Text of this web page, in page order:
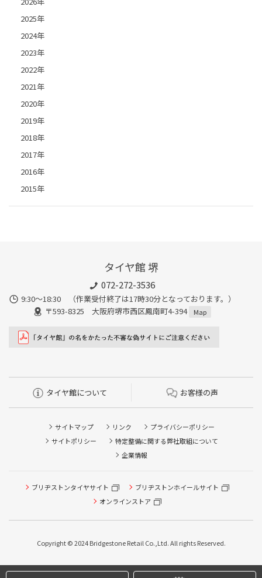
2025年
2024年
2023年
2022年
2021年
2020年
2019年
2018年
2017年
2016年
2015年
タイヤ館 堺
072-272-3536
9:30〜18:30 （作業受付終了は17時30分となっております。）
〒593-8325 大阪府堺市西区鳳南町4-394
Map
タイヤ館について お客様の声
サイトマップ リンク
プライバシーポリシー
サイトポリシー
特定整備に関する弊社取組について
企業情報
ブリヂストンタイヤサイト
ブリヂストンホイールサイト
オンラインストア
Copyright © 2024 Bridgestone Retail Co.,Ltd. All rights Reserved.
タイヤ点検・安全点検/タイヤ履き替え/オイル交換/その他